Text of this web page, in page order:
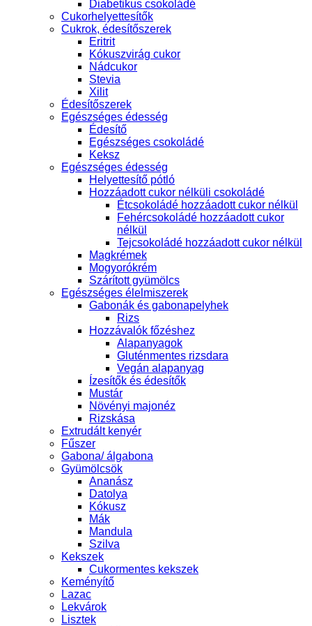
Diabetikus csokoládé
Cukorhelyettesítők
Cukrok, édesítőszerek
Eritrit
Kókuszvirág cukor
Nádcukor
Stevia
Xilit
Édesítőszerek
Egészséges édesség
Édesítő
Egészséges csokoládé
Keksz
Egészséges édesség
Helyettesítő pótló
Hozzáadott cukor nélküli csokoládé
Étcsokoládé hozzáadott cukor nélkül
Fehércsokoládé hozzáadott cukor
nélkül
Tejcsokoládé hozzáadott cukor nélkül
Magkrémek
Mogyorókrém
Szárított gyümölcs
Egészséges élelmiszerek
Gabonák és gabonapelyhek
Rizs
Hozzávalók főzéshez
Alapanyagok
Gluténmentes rizsdara
Vegán alapanyag
Ízesítők és édesítők
Mustár
Növényi majonéz
Rizskása
Extrudált kenyér
Fűszer
Gabona/ álgabona
Gyümölcsök
Ananász
Datolya
Kókusz
Mák
Mandula
Szilva
Kekszek
Cukormentes kekszek
Keményítő
Lazac
Lekvárok
Lisztek